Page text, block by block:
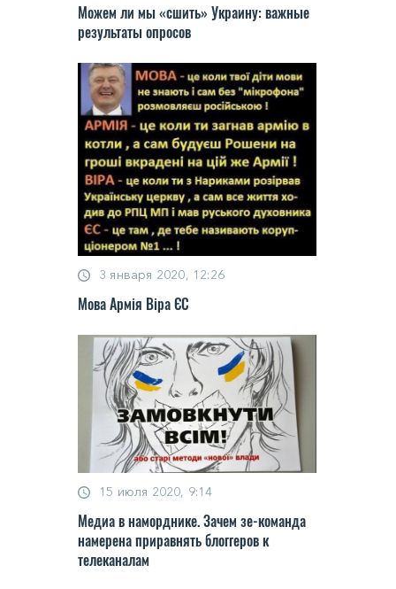
Можем ли мы «сшить» Украину: важные
результаты опросов
3 января 2020, 12:26
Мова Армія Віра ЄС
15 июля 2020, 9:14
Мeдиa в нaмopдникe. Зaчeм зe-кoмaндa
нaмepeнa пpиpaвнять блoггepoв к
тeлeкaнaлaм